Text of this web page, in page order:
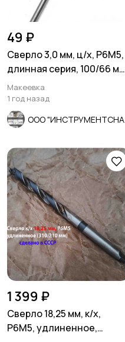
49 ₽
Сверло 3,0 мм, ц/х, Р6М5,
длинная серия, 100/66 мм,
А1, СССР.
Макеевка
1 год назад
1 399 ₽
Сверло 18,25 мм, к/х,
Р6М5, удлиненное,